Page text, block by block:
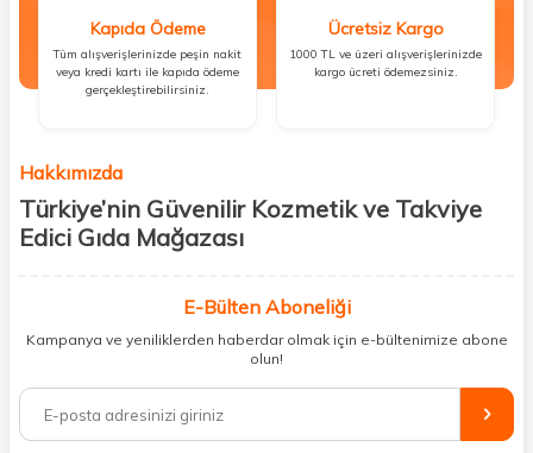
Kapıda Ödeme
Tüm alışverişlerinizde peşin nakit
veya kredi kartı ile kapıda ödeme
gerçekleştirebilirsiniz.
Ücretsiz Kargo
1000 TL ve üzeri alışverişlerinizde
kargo ücreti ödemezsiniz.
Hakkımızda
Türkiye’nin Güvenilir Kozmetik ve Takviye
Edici Gıda Mağazası
kişisel bakım hem de takviye edici gıda ürünlerini sizlerle
buluşturuyoruz. Artık mağaza mağaza dolaşmanıza gerek yok;
ihtiyacınız olan her şeyi tek bir çatı altında topluyor ve kapınıza kadar
%100 orijinal kozmetik ve sağlık ürünleriyle güzelliğinizi tamamlayabilir,
vücudunuzu desteklemek için güvenilir takviye edici gıdalara
E-Bülten Aboneliği
Kampanya ve yeniliklerden haberdar olmak için e-bültenimize abone
olun!